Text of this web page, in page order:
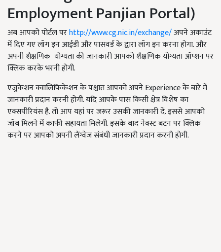
Employment Panjian Portal)
अब आपको पोर्टल परhttp://www.cg.nic.in/exchange/अपने अकाउंट
में दिए गए लॉग इन आईडी और पासवर्ड के द्वारा लॉग इन करना होगा. और
अपनी शैक्षणिक योग्यता की जानकारी आपको शैक्षणिक योग्यता ऑप्शन पर
क्लिक करके भरनी होगी.
एजुकेशन क्वालिफिकेशन के पश्चात आपको अपने Experience के बारे में
जानकारी प्रदान करनी होगी. यदि आपके पास किसी क्षेत्र विशेष का
एक्सपीरियंस है. तो आप यहां पर जरूर उसकी जानकारी दें. इससे आपको
जॉब मिलने में काफी सहायता मिलेगी. इसके बाद नेक्स्ट बटन पर क्लिक
करने पर आपको अपनी लैंग्वेज संबंधी जानकारी प्रदान करनी होगी.